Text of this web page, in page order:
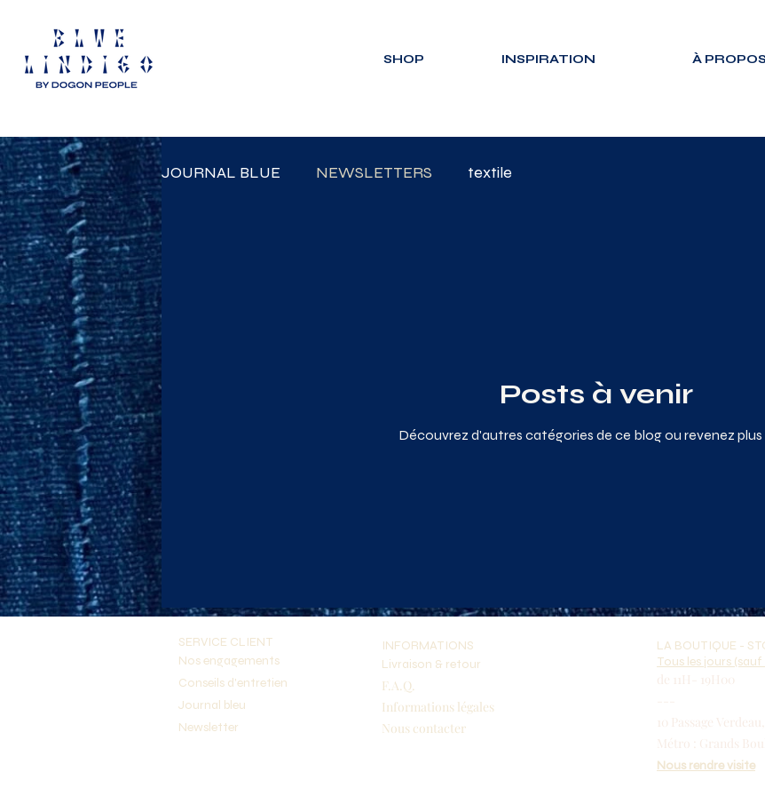
SHOP INSPIRATION À PROPOS
JOURNAL BLUE NEWSLETTERS textile
Posts à venir
Découvrez d'autres catégories de ce blog ou revenez plus
SERVICE CLIENT
Nos engagements
Conseils d'entretien
Journal bleu
Newsletter
INFORMATIONS
Livraison & retour
F.A.Q.
Informations légales
Nous contacter
LA BOUTIQUE -
Tous les jours
de 11H- 19H00
10 Passage
Métro : Grands
Nous rendre visite